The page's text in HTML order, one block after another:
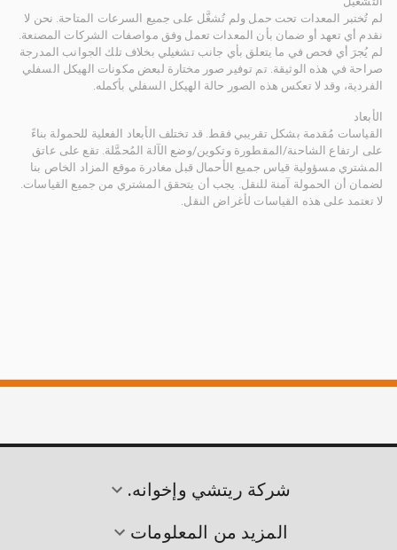
لم تُختبر المعدات تحت حمل ولم تُشغَّل على جميع السرعات المتاحة. نحن لا
نقدم أي تعهد أو ضمان بأن المعدات تعمل وفق مواصفات الشركات المصنعة.
لم يُجرَ أي فحص في ما يتعلق بأي جانب تشغيلي بخلاف تلك الجوانب المدرجة
صراحة في هذه الوثيقة. تم توفير صور مختارة لبعض مكونات الهيكل السفلي
الفردية، وقد لا تعكس هذه الصور حالة الهيكل السفلي بأكمله.
الأبعاد
القياسات مُقدمة بشكل تقريبي فقط. قد تختلف الأبعاد الفعلية للحمولة بناءً
على ارتفاع الشاحنة/المقطورة وتكوين/وضع الآلة المُحمَّلة. تقع على عاتق
المشتري مسؤولية قياس جميع الأحمال قبل مغادرة موقع المزاد الخاص بنا
لضمان أن الحمولة آمنة للنقل. يجب أن يتحقق المشتري من جميع القياسات.
لا تعتمد على هذه القياسات لأغراض النقل.
شركة ريتشي وإخوانه.
المزيد من المعلومات